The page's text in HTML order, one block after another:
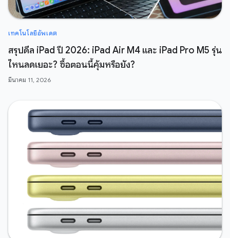
เทคโนโลยีอัพเดต
สรุปดีล iPad ปี 2026: iPad Air M4 และ iPad Pro M5 รุ่น
ไหนลดเยอะ? ซื้อตอนนี้คุ้มหรือยัง?
มีนาคม 11, 2026